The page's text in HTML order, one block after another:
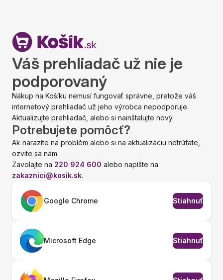
Váš prehliadač už nie je
podporovaný
Nákup na Košíku nemusí fungovať správne, pretože váš
internetový prehliadač už jeho výrobca nepodporuje.
Aktualizujte prehliadač, alebo si nainštalujte nový.
Potrebujete pomôcť?
Ak narazíte na problém alebo si na aktualizáciu netrúfate,
ozvite sa nám.
Zavolajte na 220 924 600 alebo napíšte na
zakaznici@kosik.sk.
Google Chrome Stiahnuť
Microsoft Edge Stiahnuť